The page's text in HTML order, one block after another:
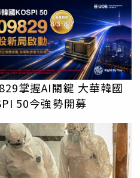
掌握AI關鍵 大華韓國
50今強勢開募